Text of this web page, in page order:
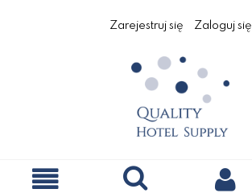
Zarejestruj się Zaloguj się